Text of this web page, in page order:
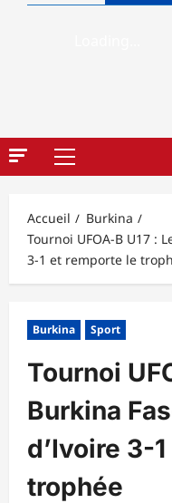
Menu
Accueil
Burkina
Tournoi UFOA-B U17 :
3-1 et remporte le
Burkina Sport
Tournoi
Burkina
d’Ivoire 3-
trophée